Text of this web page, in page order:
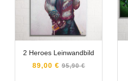
2 Heroes Leinwandbild
89,00 € Normaler
95,90 €